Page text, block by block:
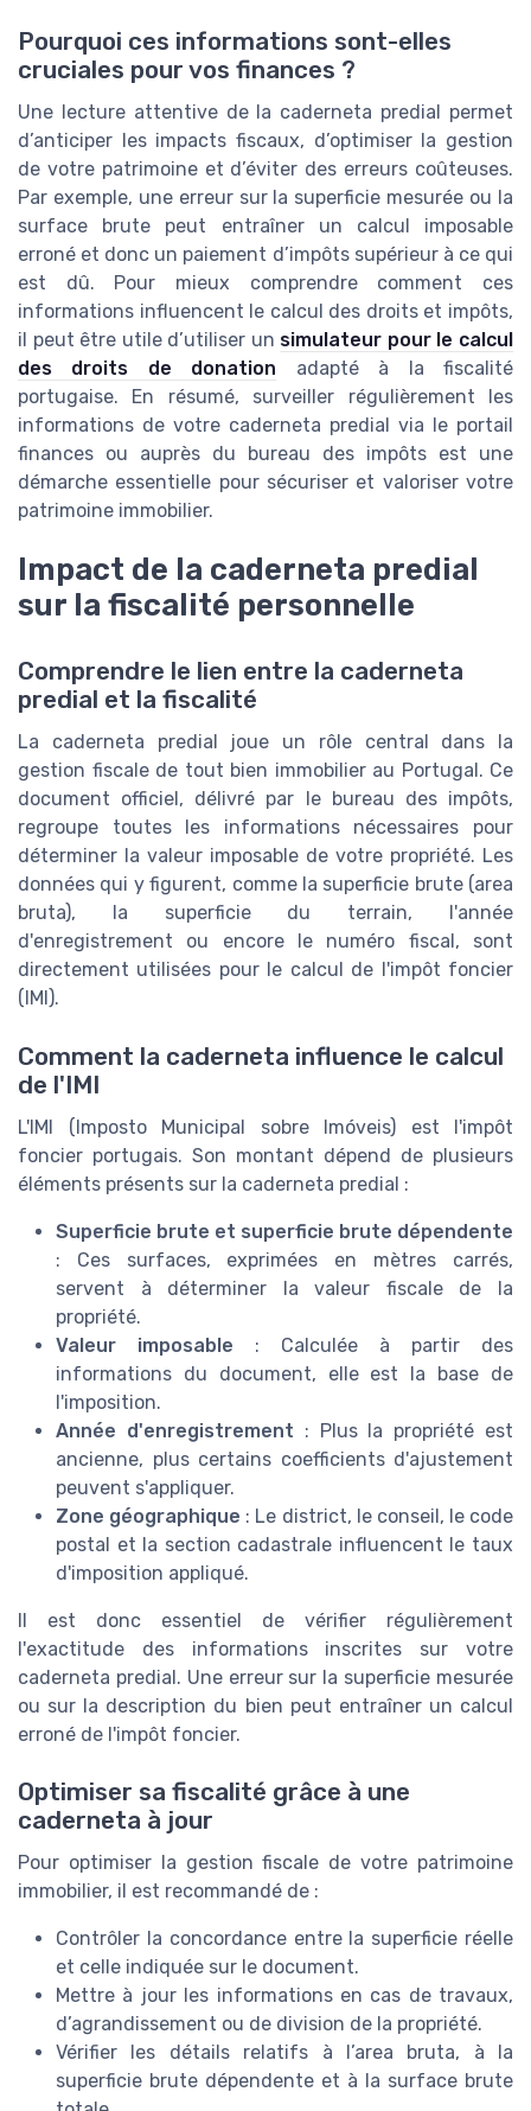
Pourquoi ces informations sont-elles
cruciales pour vos finances ?
Une lecture attentive de la caderneta predial permet
d’anticiper les impacts fiscaux, d’optimiser la gestion
de votre patrimoine et d’éviter des erreurs coûteuses.
Par exemple, une erreur sur la superficie mesurée ou la
surface brute peut entraîner un calcul imposable
erroné et donc un paiement d’impôts supérieur à ce qui
est dû. Pour mieux comprendre comment ces
informations influencent le calcul des droits et impôts,
il peut être utile d’utiliser un simulateur pour le calcul
des droits de donation adapté à la fiscalité
portugaise. En résumé, surveiller régulièrement les
informations de votre caderneta predial via le portail
finances ou auprès du bureau des impôts est une
démarche essentielle pour sécuriser et valoriser votre
patrimoine immobilier.
Impact de la caderneta predial
sur la fiscalité personnelle
Comprendre le lien entre la caderneta
predial et la fiscalité
La caderneta predial joue un rôle central dans la
gestion fiscale de tout bien immobilier au Portugal. Ce
document officiel, délivré par le bureau des impôts,
regroupe toutes les informations nécessaires pour
déterminer la valeur imposable de votre propriété. Les
données qui y figurent, comme la superficie brute (area
bruta), la superficie du terrain, l'année
d'enregistrement ou encore le numéro fiscal, sont
directement utilisées pour le calcul de l'impôt foncier
(IMI).
Comment la caderneta influence le calcul
de l'IMI
L'IMI (Imposto Municipal sobre Imóveis) est l'impôt
foncier portugais. Son montant dépend de plusieurs
éléments présents sur la caderneta predial :
Superficie brute et superficie brute dépendente
: Ces surfaces, exprimées en mètres carrés,
servent à déterminer la valeur fiscale de la
propriété.
Valeur imposable : Calculée à partir des
informations du document, elle est la base de
l'imposition.
Année d'enregistrement : Plus la propriété est
ancienne, plus certains coefficients d'ajustement
peuvent s'appliquer.
Zone géographique : Le district, le conseil, le code
postal et la section cadastrale influencent le taux
d'imposition appliqué.
Il est donc essentiel de vérifier régulièrement
l'exactitude des informations inscrites sur votre
caderneta predial. Une erreur sur la superficie mesurée
ou sur la description du bien peut entraîner un calcul
erroné de l'impôt foncier.
Optimiser sa fiscalité grâce à une
caderneta à jour
Pour optimiser la gestion fiscale de votre patrimoine
immobilier, il est recommandé de :
Contrôler la concordance entre la superficie réelle
et celle indiquée sur le document.
Mettre à jour les informations en cas de travaux,
d’agrandissement ou de division de la propriété.
Vérifier les détails relatifs à l’area bruta, à la
superficie brute dépendente et à la surface brute